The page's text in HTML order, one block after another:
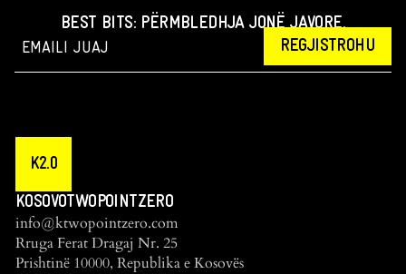
BEST BITS: PËRMBLEDHJA JONË JAVORE.
REGJISTROHU
K2.0
KOSOVOTWOPOINTZERO
info@ktwopointzero.com
Rruga Ferat Dragaj Nr. 25
Prishtinë 10000, Republika e Kosovës